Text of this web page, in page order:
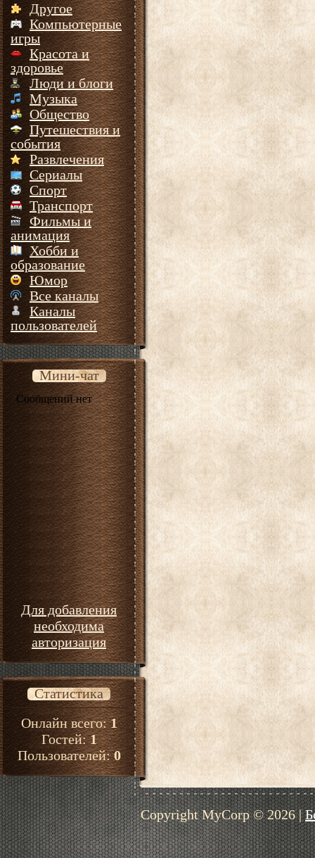
Другое
Компьютерные
игры
Красота и
здоровье
Люди и блоги
Музыка
Общество
Путешествия и
события
Развлечения
Сериалы
Спорт
Транспорт
Фильмы и
анимация
Хобби и
образование
Юмор
Все каналы
Каналы
пользователей
Мини-чат
Для добавления
необходима
авторизация
Статистика
Онлайн всего:1
Гостей:1
Пользователей:0
Copyright MyCorp © 2026|